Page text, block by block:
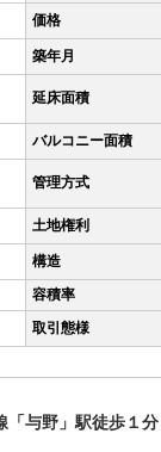
価格
築年月
延床面積
バルコニー面積
管理方式
土地権利
構造
容積率
取引態様
「与野」駅徒歩１分